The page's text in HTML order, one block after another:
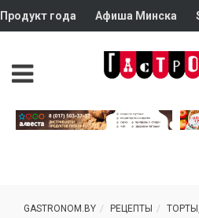
Продукт года Афиша Минска
GASTRONOM.BY РЕЦЕПТЫ